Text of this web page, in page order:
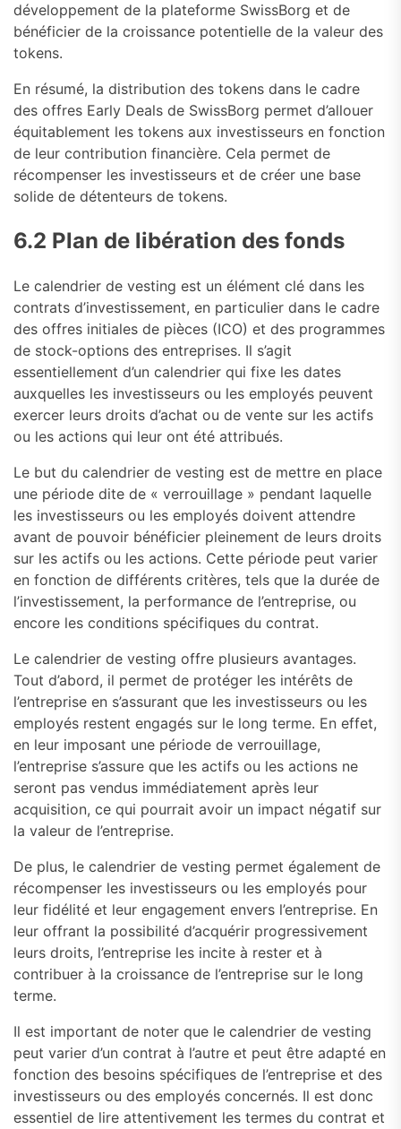
développement de la plateforme SwissBorg et de
bénéficier de la croissance potentielle de la valeur des
tokens.
En résumé, la distribution des tokens dans le cadre
des offres Early Deals de SwissBorg permet d’allouer
équitablement les tokens aux investisseurs en fonction
de leur contribution financière. Cela permet de
récompenser les investisseurs et de créer une base
solide de détenteurs de tokens.
6.2 Plan de libération des fonds
Le calendrier de vesting est un élément clé dans les
contrats d’investissement, en particulier dans le cadre
des offres initiales de pièces (ICO) et des programmes
de stock-options des entreprises. Il s’agit
essentiellement d’un calendrier qui fixe les dates
auxquelles les investisseurs ou les employés peuvent
exercer leurs droits d’achat ou de vente sur les actifs
ou les actions qui leur ont été attribués.
Le but du calendrier de vesting est de mettre en place
une période dite de « verrouillage » pendant laquelle
les investisseurs ou les employés doivent attendre
avant de pouvoir bénéficier pleinement de leurs droits
sur les actifs ou les actions. Cette période peut varier
en fonction de différents critères, tels que la durée de
l’investissement, la performance de l’entreprise, ou
encore les conditions spécifiques du contrat.
Le calendrier de vesting offre plusieurs avantages.
Tout d’abord, il permet de protéger les intérêts de
l’entreprise en s’assurant que les investisseurs ou les
employés restent engagés sur le long terme. En effet,
en leur imposant une période de verrouillage,
l’entreprise s’assure que les actifs ou les actions ne
seront pas vendus immédiatement après leur
acquisition, ce qui pourrait avoir un impact négatif sur
la valeur de l’entreprise.
De plus, le calendrier de vesting permet également de
récompenser les investisseurs ou les employés pour
leur fidélité et leur engagement envers l’entreprise. En
leur offrant la possibilité d’acquérir progressivement
leurs droits, l’entreprise les incite à rester et à
contribuer à la croissance de l’entreprise sur le long
terme.
Il est important de noter que le calendrier de vesting
peut varier d’un contrat à l’autre et peut être adapté en
fonction des besoins spécifiques de l’entreprise et des
investisseurs ou des employés concernés. Il est donc
essentiel de lire attentivement les termes du contrat et